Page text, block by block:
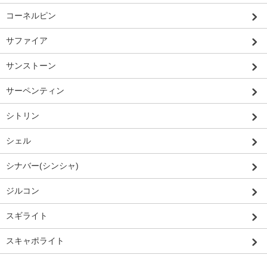
コーネルピン
サファイア
サンストーン
サーペンティン
シトリン
シェル
シナバー(シンシャ)
ジルコン
スギライト
スキャポライト